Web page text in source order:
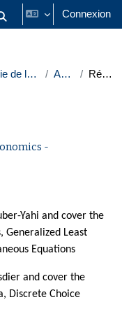
désactiver la saisie
Connexion
École d'économie de la Sorbonne Autres Résumé
-
Yahi and cover the
Generalized Least
Equations
and cover the
Discrete Choice